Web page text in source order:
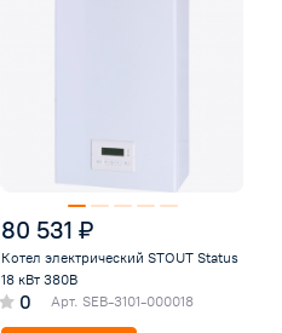
80 531 ₽
Котел электрический STOUT Status
18 кВт 380В
0 Арт. SEB-3101-000018